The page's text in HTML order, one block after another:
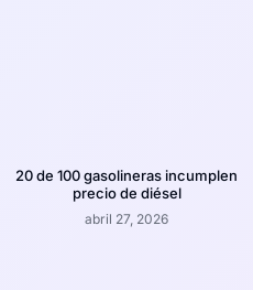
20 de 100 gasolineras incumplen
precio de diésel
abril 27, 2026